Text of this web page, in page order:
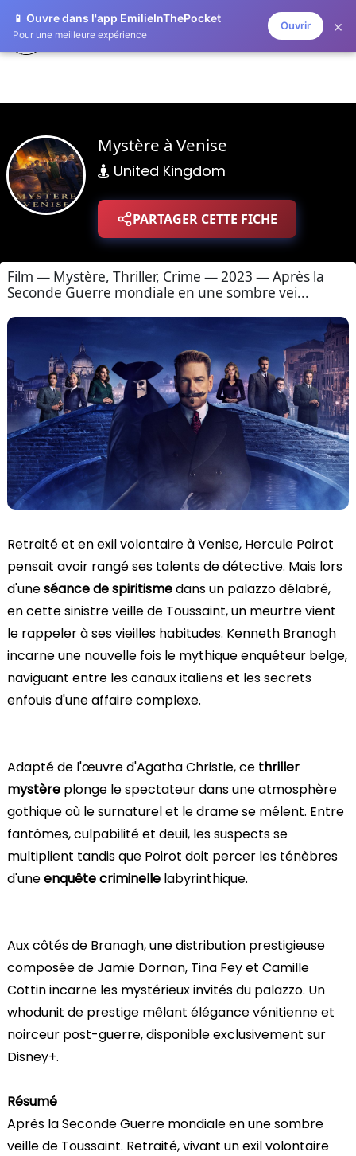
📱 Ouvre dans l'app EmilieInThePocket
Pour une meilleure expérience
Ouvrir ×
ZAPLISTOO
Mystère à Venise
United Kingdom
PARTAGER CETTE FICHE
Film — Mystère, Thriller, Crime — 2023 — Après la
Seconde Guerre mondiale en une sombre vei...
Retraité et en exil volontaire à Venise, Hercule Poirot
pensait avoir rangé ses talents de détective. Mais lors
d'uneséance de spiritismedans un palazzo délabré,
en cette sinistre veille de Toussaint, un meurtre vient
le rappeler à ses vieilles habitudes. Kenneth Branagh
incarne une nouvelle fois le mythique enquêteur belge,
naviguant entre les canaux italiens et les secrets
enfouis d'une affaire complexe.
Adapté de l'œuvre d'Agatha Christie, ce thriller
mystère plonge le spectateur dans une atmosphère
gothique où le surnaturel et le drame se mêlent. Entre
fantômes, culpabilité et deuil, les suspects se
multiplient tandis que Poirot doit percer les ténèbres
d'uneenquête criminelle labyrinthique.
Aux côtés de Branagh, une distribution prestigieuse
composée de Jamie Dornan, Tina Fey et Camille
Cottin incarne les mystérieux invités du palazzo. Un
whodunit de prestige mêlant élégance vénitienne et
noirceur post-guerre, disponible exclusivement sur
Disney+.
Résumé
Après la Seconde Guerre mondiale en une sombre
veille de Toussaint. Retraité, vivant un exil volontaire